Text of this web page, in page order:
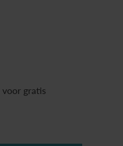
voor gratis